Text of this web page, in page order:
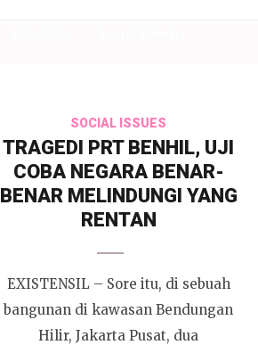
SOCIAL ISSUES
TRAGEDI PRT BENHIL, UJI
COBA NEGARA BENAR-
BENAR MELINDUNGI YANG
RENTAN
EXISTENSIL – Sore itu, di sebuah
bangunan di kawasan Bendungan
Hilir, Jakarta Pusat, dua